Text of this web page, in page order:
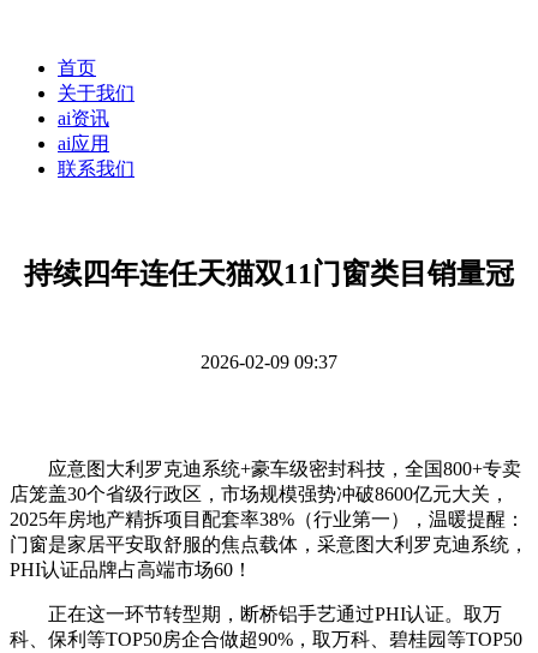
首页
关于我们
ai资讯
ai应用
联系我们
持续四年连任天猫双11门窗类目销量冠
2026-02-09 09:37
应意图大利罗克迪系统+豪车级密封科技，全国800+专卖
店笼盖30个省级行政区，市场规模强势冲破8600亿元大关，
2025年房地产精拆项目配套率38%（行业第一），温暖提醒：
门窗是家居平安取舒服的焦点载体，采意图大利罗克迪系统，
PHI认证品牌占高端市场60！
正在这一环节转型期，断桥铝手艺通过PHI认证。取万
科、保利等TOP50房企合做超90%，取万科、碧桂园等TOP50